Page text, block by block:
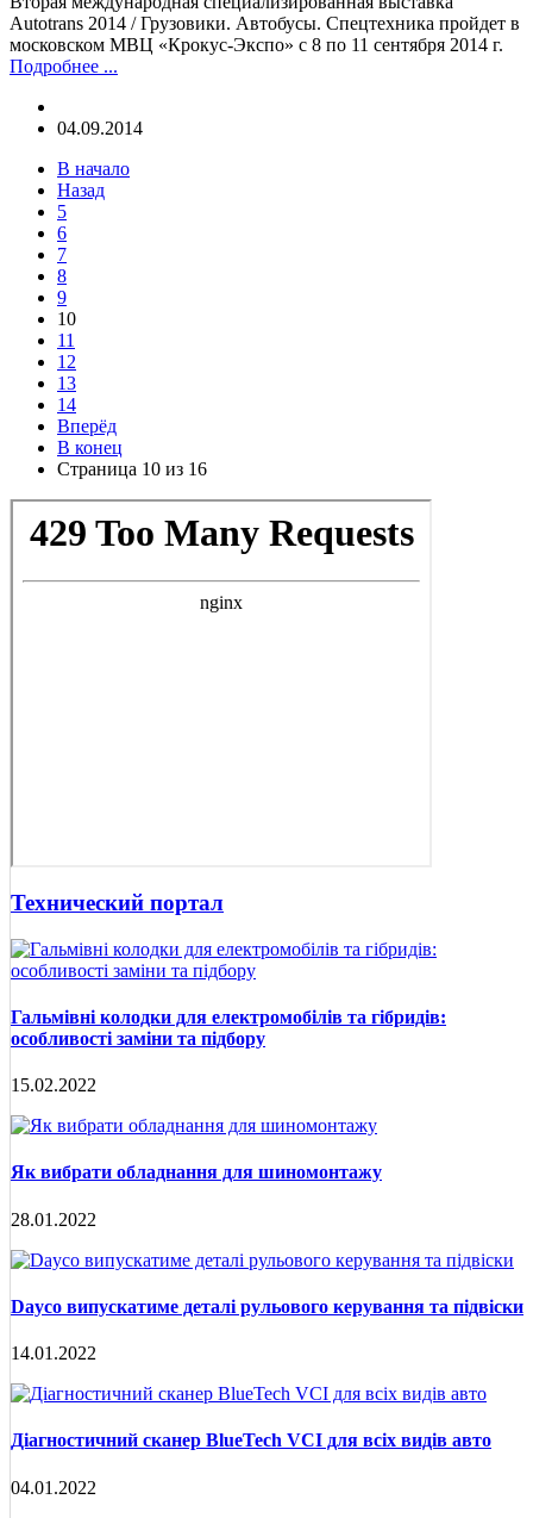
Autotrans 2014 / Грузовики. Автобусы. Спецтехника пройдет в
московском МВЦ «Крокус-Экспо» с 8 по 11 сентября 2014 г.
Подробнее ...
04.09.2014
В начало
Назад
5
6
7
8
9
10
11
12
13
14
Вперёд
В конец
Страница 10 из 16
Технический портал
Гальмівні колодки для електромобілів та гібридів:
особливості заміни та підбору
15.02.2022
Як вибрати обладнання для шиномонтажу
28.01.2022
Dayco випускатиме деталі рульового керування та підвіски
14.01.2022
Діагностичний сканер BlueTech VCI для всіх видів авто
04.01.2022